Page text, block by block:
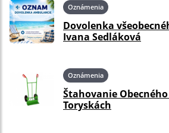
Oznámenia
Dovolenka
Ivana Sedláková
Oznámenia
Štahovanie
Toryskách